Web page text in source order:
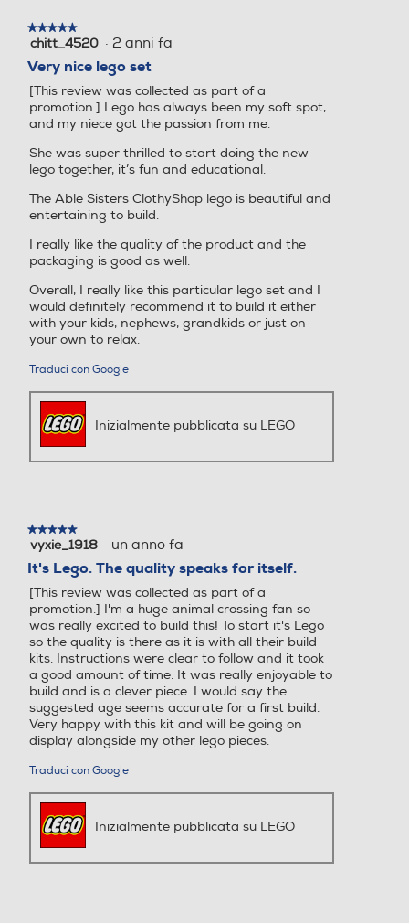
★★★★★
★★★★★
5
5
stelle.
chitt_4520 · 2 anni fa
Very nice lego set
[This review was collected as part of a
promotion.] Lego has always been my soft spot,
and my niece got the passion from me.
She was super thrilled to start doing the new
lego together, it’s fun and educational.
The Able Sisters ClothyShop lego is beautiful and
entertaining to build.
I really like the quality of the product and the
packaging is good as well.
Overall, I really like this particular lego set and I
would definitely recommend it to build it either
with your kids, nephews, grandkids or just on
your own to relax.
Traduci con Google
Inizialmente pubblicata su LEGO
★★★★★
★★★★★
5
5
stelle.
vyxie_1918 · un anno fa
It's Lego. The quality speaks for itself.
[This review was collected as part of a
promotion.] I'm a huge animal crossing fan so
was really excited to build this! To start it's Lego
so the quality is there as it is with all their build
kits. Instructions were clear to follow and it took
a good amount of time. It was really enjoyable to
build and is a clever piece. I would say the
suggested age seems accurate for a first build.
Very happy with this kit and will be going on
display alongside my other lego pieces.
Traduci con Google
Inizialmente pubblicata su LEGO